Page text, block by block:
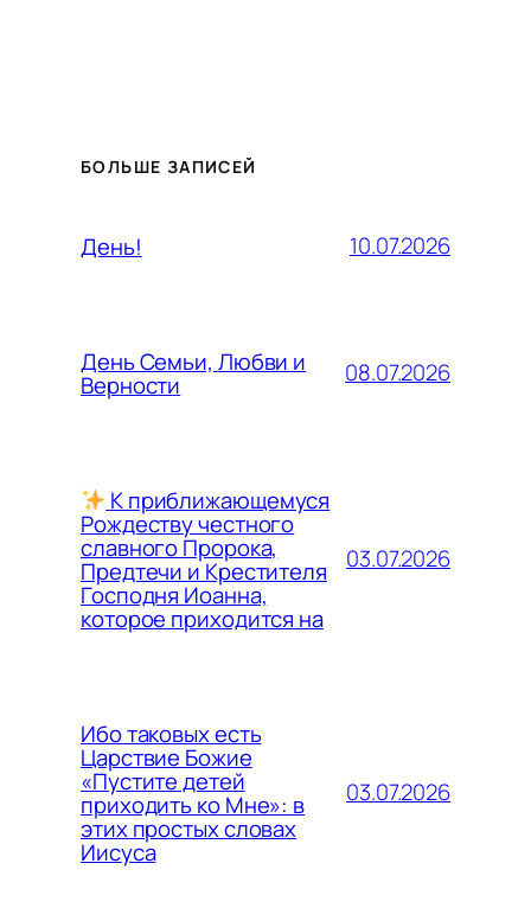
БОЛЬШЕ ЗАПИСЕЙ
День! 10.07.2026
День Семьи, Любви и
Верности 08.07.2026
К приближающемуся
Рождеству честного
славного Пророка,
Предтечи и Крестителя
Господня Иоанна,
которое приходится на
03.07.2026
Ибо таковых есть
Царствие Божие
«Пустите детей
приходить ко Мне»: в
этих простых словах
Иисуса
03.07.2026